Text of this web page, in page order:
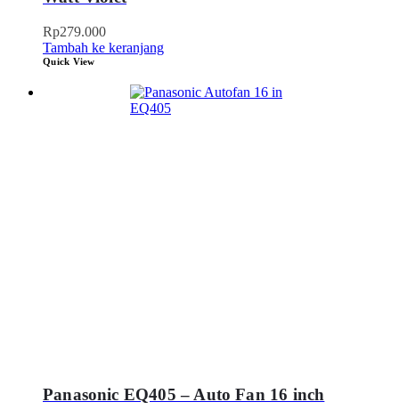
Rp279.000
Tambah ke keranjang
Quick View
Panasonic EQ405 – Auto Fan 16 inch